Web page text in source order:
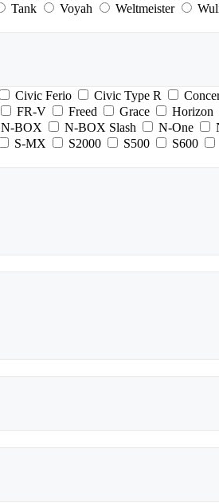
Tank Voyah Weltmeister
Civic Ferio Civic Type R
FR-V Freed Grace Horizon
N-BOX N-BOX Slash N-One
S-MX S2000 S500 S600